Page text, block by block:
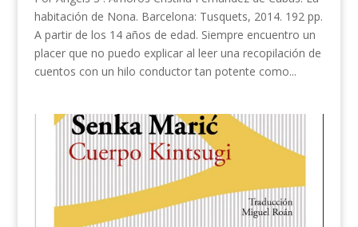
habitación de Nona. Barcelona: Tusquets, 2014. 192 pp.
A partir de los 14 años de edad. Siempre encuentro un
placer que no puedo explicar al leer una recopilación de
cuentos con un hilo conductor tan potente como...